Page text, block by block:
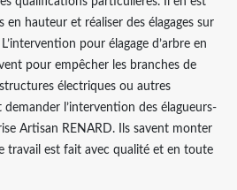
hauteur et réaliser des élagages sur
pour élagage d’arbre en
pour empêcher les branches de
électriques ou autres
l’intervention des élagueurs-
Artisan RENARD. Ils savent monter
travail est fait avec qualité et en toute